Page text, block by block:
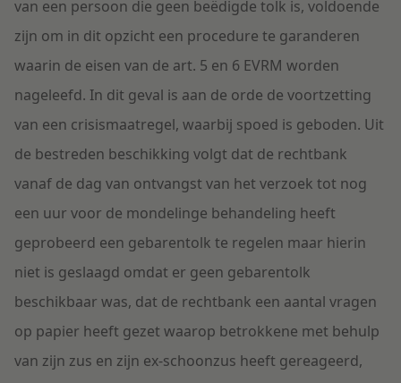
van een persoon die geen beëdigde tolk is, voldoende
zijn om in dit opzicht een procedure te garanderen
waarin de eisen van de art. 5 en 6 EVRM worden
nageleefd. In dit geval is aan de orde de voortzetting
van een crisismaatregel, waarbij spoed is geboden. Uit
de bestreden beschikking volgt dat de rechtbank
vanaf de dag van ontvangst van het verzoek tot nog
een uur voor de mondelinge behandeling heeft
geprobeerd een gebarentolk te regelen maar hierin
niet is geslaagd omdat er geen gebarentolk
beschikbaar was, dat de rechtbank een aantal vragen
op papier heeft gezet waarop betrokkene met behulp
van zijn zus en zijn ex-schoonzus heeft gereageerd,